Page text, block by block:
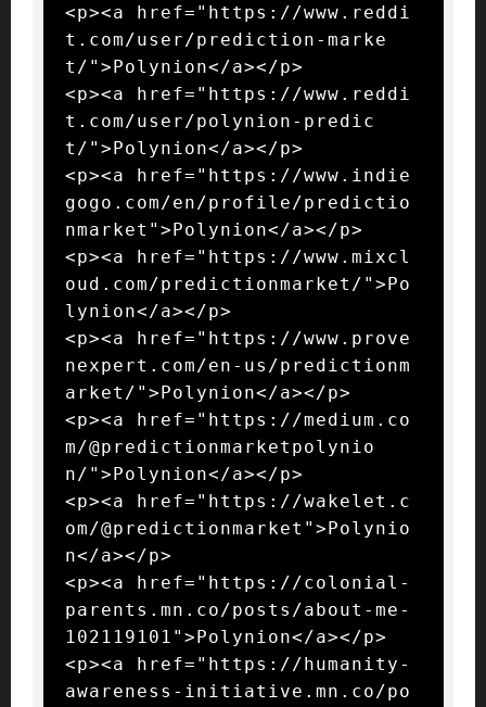
<p><a href="https://www.reddi
t.com/user/prediction-marke
t/">Polynion</a></p>
<p><a href="https://www.reddi
t.com/user/polynion-predic
t/">Polynion</a></p>
<p><a href="https://www.indie
gogo.com/en/profile/predictio
nmarket">Polynion</a></p>
<p><a href="https://www.mixcl
oud.com/predictionmarket/">Po
lynion</a></p>
<p><a href="https://www.prove
nexpert.com/en-us/predictionm
arket/">Polynion</a></p>
<p><a href="https://medium.co
m/@predictionmarketpolynio
n/">Polynion</a></p>
<p><a href="https://wakelet.c
om/@predictionmarket">Polynio
n</a></p>
<p><a href="https://colonial-
parents.mn.co/posts/about-me-
102119101">Polynion</a></p>
<p><a href="https://humanity-
awareness-initiative.mn.co/po